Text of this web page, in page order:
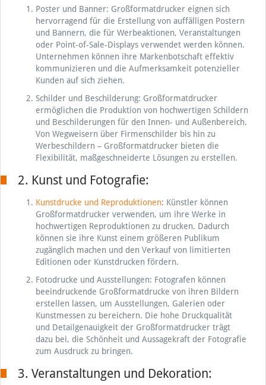
Poster und Banner: Großformatdrucker eignen sich
hervorragend für die Erstellung von auffälligen Postern
und Bannern, die für Werbeaktionen, Veranstaltungen
oder Point-of-Sale-Displays verwendet werden können.
Unternehmen können ihre Markenbotschaft effektiv
kommunizieren und die Aufmerksamkeit potenzieller
Kunden auf sich ziehen.
Schilder und Beschilderung: Großformatdrucker
ermöglichen die Produktion von hochwertigen Schildern
und Beschilderungen für den Innen- und Außenbereich.
Von Wegweisern über Firmenschilder bis hin zu
Werbeschildern – Großformatdrucker bieten die
Flexibilität, maßgeschneiderte Lösungen zu erstellen.
2. Kunst und Fotografie:
Kunstdrucke und Reproduktionen: Künstler können
Großformatdrucker verwenden, um ihre Werke in
hochwertigen Reproduktionen zu drucken. Dadurch
können sie ihre Kunst einem größeren Publikum
zugänglich machen und den Verkauf von limitierten
Editionen oder Kunstdrucken fördern.
Fotodrucke und Ausstellungen: Fotografen können
beeindruckende Großformatdrucke von ihren Bildern
erstellen lassen, um Ausstellungen, Galerien oder
Kunstmessen zu bereichern. Die hohe Druckqualität
und Detailgenauigkeit der Großformatdrucker trägt
dazu bei, die Schönheit und Aussagekraft der Fotografie
zum Ausdruck zu bringen.
3. Veranstaltungen und Dekoration: